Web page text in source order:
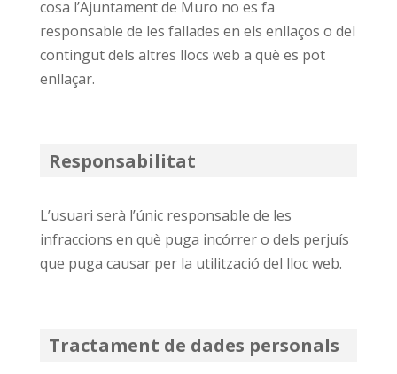
cosa l’Ajuntament de Muro no es fa
responsable de les fallades en els enllaços o del
contingut dels altres llocs web a què es pot
enllaçar.
Responsabilitat
L’usuari serà l’únic responsable de les
infraccions en què puga incórrer o dels perjuís
que puga causar per la utilització del lloc web.
Tractament de dades personals